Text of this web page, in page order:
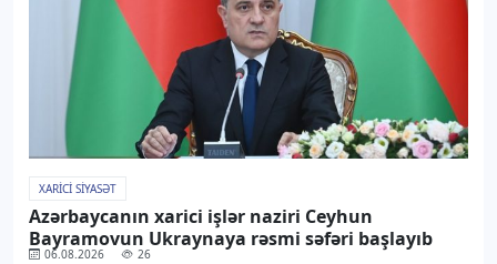
XARICI SIYASƏT
Azərbaycanın xarici işlər naziri Ceyhun
Bayramovun Ukraynaya rəsmi səfəri başlayıb
06.08.2026 26